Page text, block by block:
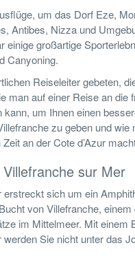
um das Dorf Eze,
Antibes, Nizza und
einige großartige
Canyoning.
Reiseleiter gebeten,
man auf einer Reise an die
kann, um Ihnen einen
zu geben und wie
an der Cote d’Azur
sur Mer
erstreckt sich um ein
von Villefranche,
im Mittelmeer. Mit einem
Sie nicht unter das